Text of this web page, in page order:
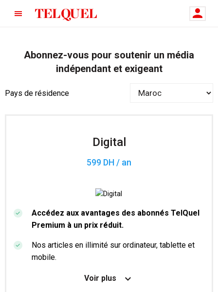
Abonnez-vous pour soutenir un média
indépendant et exigeant
Pays de résidence
Digital
599 DH / an
Accédez aux avantages des abonnés TelQuel
Premium à un prix réduit.
Nos articles en illimité sur ordinateur, tablette et
mobile.
Le magazine TelQuel en numérique avant la sortie
Voir plus